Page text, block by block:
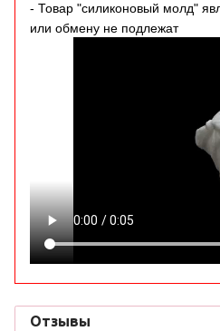
- Товар "силиконовый молд"
или обмену не подлежат
Отзывы